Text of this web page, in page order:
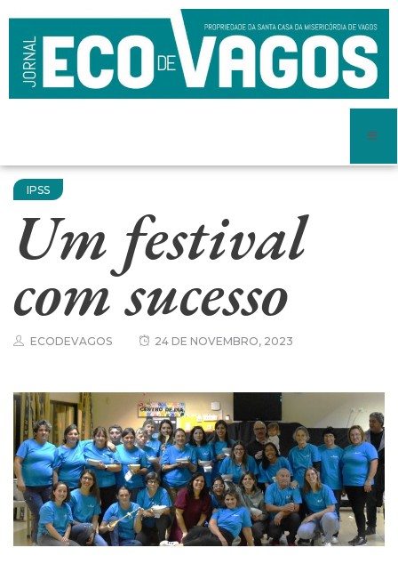
IPSS
Um festival
com sucesso
ECODEVAGOS 24 DE NOVEMBRO, 2023